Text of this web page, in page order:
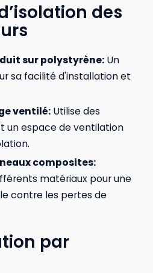
des
sur polystyrène: Un
sa facilité d'installation et
ventilé: Utilise des
un espace de ventilation
composites:
matériaux pour une
contre les pertes de
par